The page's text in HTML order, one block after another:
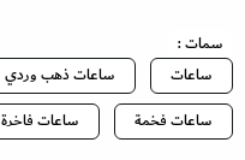
سمات :
ساعات
ساعات ذهب وردي
ساعات فخمة
ساعات فاخرة